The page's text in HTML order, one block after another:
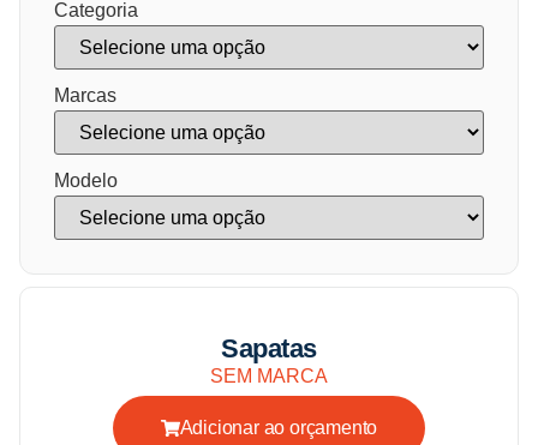
Categoria
Marcas
Modelo
Sapatas
SEM MARCA
Adicionar ao orçamento